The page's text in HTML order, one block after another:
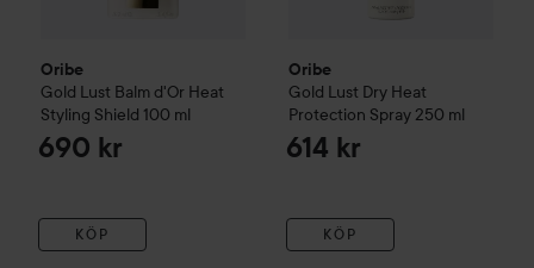
Oribe
Gold Lust Balm d'Or Heat
Styling Shield 100 ml
690 kr
KÖP
Oribe
Gold Lust Dry Heat
Protection Spray 250 ml
614 kr
KÖP